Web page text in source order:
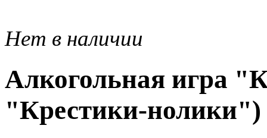
Нет в наличии
Алкогольная игра
"Крестики-нолики")